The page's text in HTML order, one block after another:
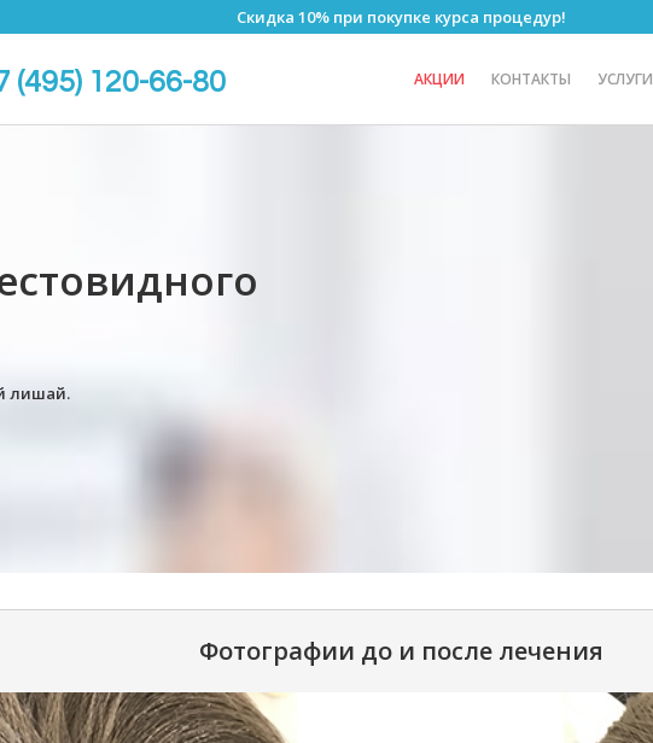
Скидка 10% при покупке курса процедур!
(495) 120-66-80 АКЦИИ КОНТАКТЫ УСЛУГИ
лишай.
Фотографии до и после лечения